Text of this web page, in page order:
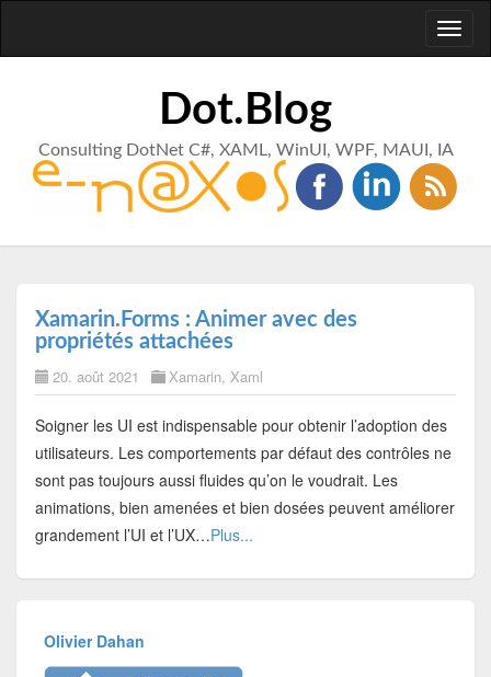
Dot.Blog
Consulting DotNet C#, XAML, WinUI, WPF, MAUI, IA
Xamarin.Forms : Animer avec des
propriétés attachées
20. août 2021 Xamarin, Xaml
Soigner les UI est indispensable pour obtenir l’adoption des
utilisateurs. Les comportements par défaut des contrôles ne
sont pas toujours aussi fluides qu’on le voudrait. Les
animations, bien amenées et bien dosées peuvent améliorer
grandement l’UI et l’UX…Plus...
Olivier Dahan